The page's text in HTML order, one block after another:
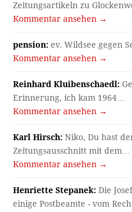
Zeitungsartikeln zu
Kommentar ansehen →
pension: ev. Wildsee gegen
Kommentar ansehen →
Reinhard Kluibenschaedl:
Erinnerung, ich kam 1964…
Kommentar ansehen →
Karl Hirsch: Niko, Du hast
Zeitungsausschnitt mit dem…
Kommentar ansehen →
Henriette Stepanek: Die
einige Postbeamte - vom